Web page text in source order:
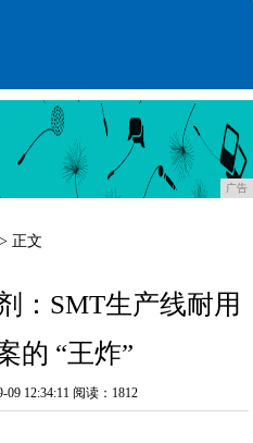
广告
> 正文
：SMT生产线耐用
的 “王炸”
09 12:34:11 阅读：1812